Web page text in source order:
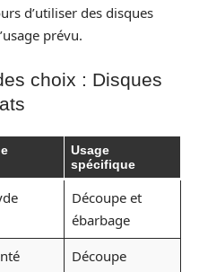
d’utiliser des disques
prévu.
choix : Disques
Usage
spécifique
Découpe et
ébarbage
Découpe